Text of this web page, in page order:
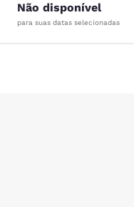
Não disponível
para suas datas selecionadas